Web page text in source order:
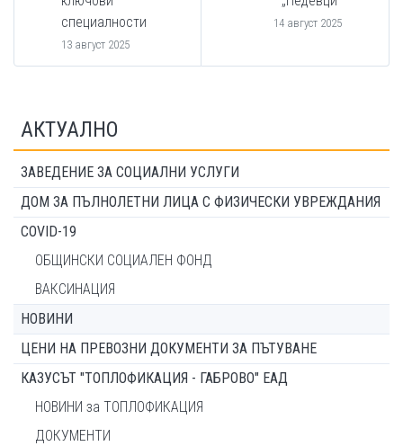
специалности
13 август 2025
14 август 2025
АКТУАЛНО
ЗАВЕДЕНИЕ ЗА СОЦИАЛНИ УСЛУГИ
ДОМ ЗА ПЪЛНОЛЕТНИ ЛИЦА С ФИЗИЧЕСКИ УВРЕЖДАНИЯ
COVID-19
ОБЩИНСКИ СОЦИАЛЕН ФОНД
ВАКСИНАЦИЯ
НОВИНИ
ЦЕНИ НА ПРЕВОЗНИ ДОКУМЕНТИ ЗА ПЪТУВАНЕ
КАЗУСЪТ "ТОПЛОФИКАЦИЯ - ГАБРОВО" ЕАД
НОВИНИ за ТОПЛОФИКАЦИЯ
ДОКУМЕНТИ